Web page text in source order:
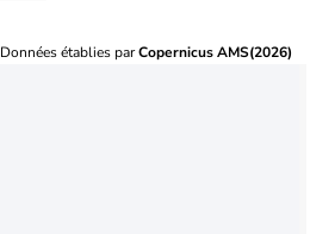
Données établies parCopernicus AMS(2026)